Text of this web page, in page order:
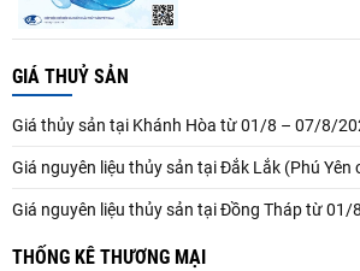
GIÁ THUỶ SẢN
Giá thủy sản tại Khánh Hòa từ 01/8 – 07/8/
Giá nguyên liệu thủy sản tại Đắk Lắk (Phú
Giá nguyên liệu thủy sản tại Đồng Tháp từ
THỐNG KÊ THƯƠNG MẠI